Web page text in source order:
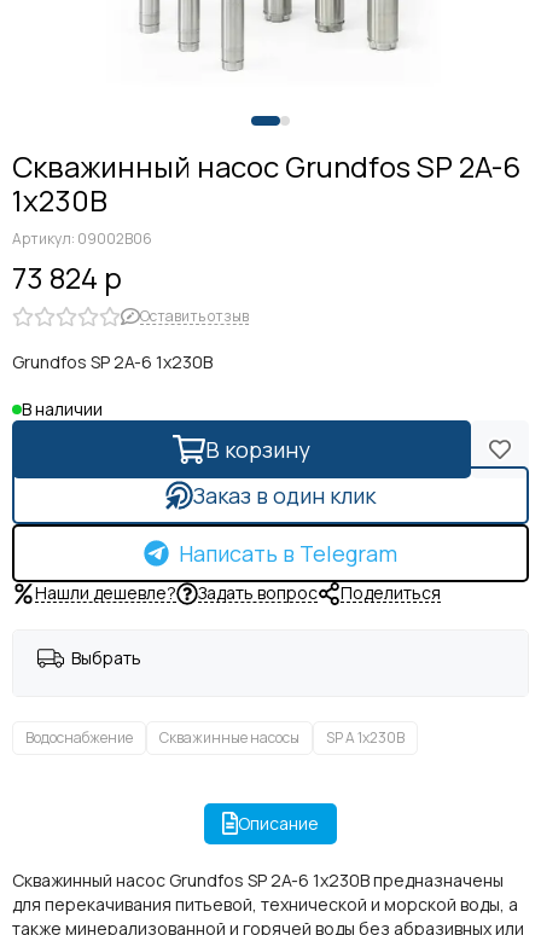
Скважинный насос Grundfos SP 2A-6
1x230В
Артикул: 09002B06
73 824 р
Оставить отзыв
Grundfos SP 2A-6 1x230В
В наличии
В корзину
Заказ в один клик
Написать в Telegram
Нашли дешевле? Задать вопрос Поделиться
Выбрать
Водоснабжение Скважинные насосы SP A 1x230В
Описание
Скважинный насос Grundfos SP 2A-6 1x230В предназначены
для перекачивания питьевой, технической и морской воды, а
также минерализованной и горячей воды без абразивных или